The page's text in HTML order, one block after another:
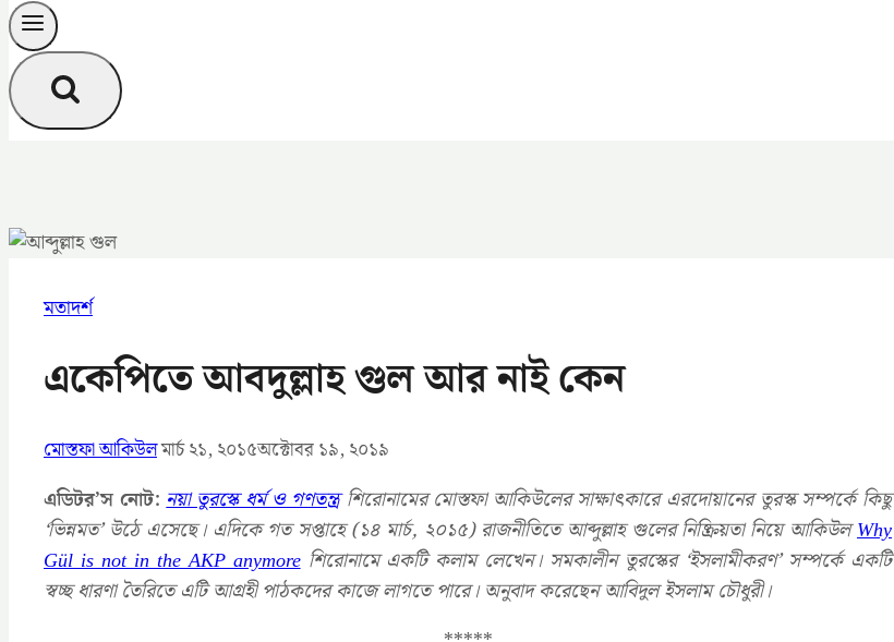
মতাদর্শ
একেপিতে আবদুল্লাহ গুল আর নাই কেন
মোস্তফা আকিউলমার্চ ২১, ২০১৫অক্টোবর ১৯, ২০১৯
এডিটর’স নোট: নয়া তুরস্কে ধর্ম ও গণতন্ত্রশিরোনামের মোস্তফা আকিউলের সাক্ষাৎকারে এরদোয়ানের তুরস্ক সম্পর্কে কিছু
‘ভিন্নমত’ উঠে এসেছে। এদিকে গত সপ্তাহে (১৪ মার্চ, ২০১৫) রাজনীতিতে আব্দুল্লাহ গুলের নিষ্ক্রিয়তা নিয়ে আকিউলWhy
Gül is not in the AKP anymoreশিরোনামে একটি কলাম লেখেন। সমকালীন তুরস্কের ‘ইসলামীকরণ’ সম্পর্কে একটি
স্বচ্ছ ধারণা তৈরিতে এটি আগ্রহী পাঠকদের কাজে লাগতে পারে। অনুবাদ করেছেন আবিদুল ইসলাম চৌধুরী।